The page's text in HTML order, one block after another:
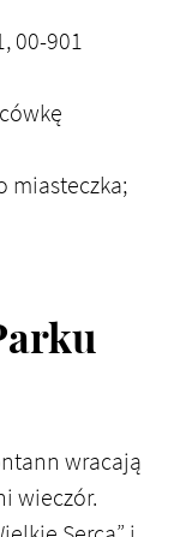
00-901
miasteczka;
wracają
wieczór.